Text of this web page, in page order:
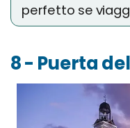
perfetto se
8 - Puerta